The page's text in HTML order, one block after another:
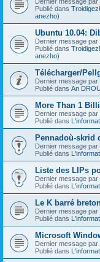
Publié dans
anezho)
Ubuntu 10.04:
Dernier message par
Publié dans
anezho)
Télécharger/
Dernier message par
Publié dans An
More Than 1
Dernier message par
Publié dans
Pennadoù-skrid
Dernier message par
Publié dans
Liste des LIPs
Dernier message par
Publié dans
Le K barré
Dernier message par
Publié dans
Microsoft
Dernier message par
Publié dans